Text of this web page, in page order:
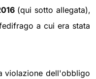
(qui sotto allegata),
a cui era stata
violazione dell'obbligo